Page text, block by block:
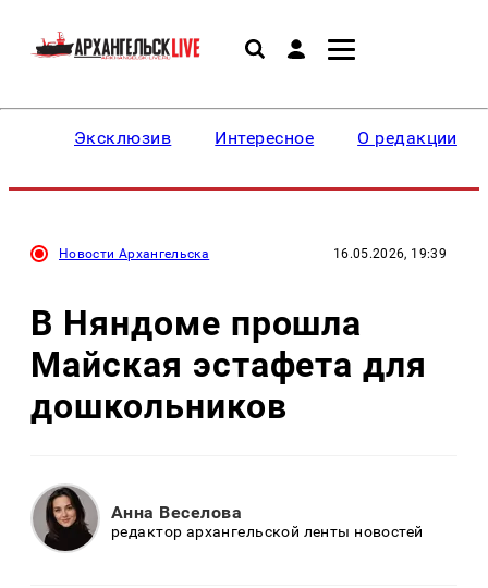
Эксклюзив Интересное О редакции
Новости Архангельска 16.05.2026, 19:39
В Няндоме прошла
Майская эстафета для
дошкольников
Анна Веселова
редактор архангельской ленты новостей